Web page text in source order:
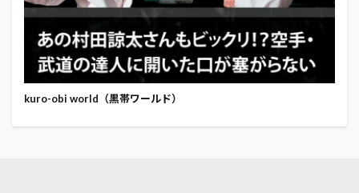
kuro-obi world（黒帯ワールド）